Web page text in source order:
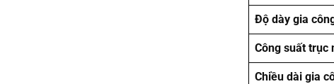
Độ dày gia
Công suất trục
Chiều dài gia